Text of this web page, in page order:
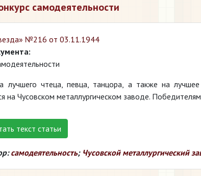
самодеятельности
№216 от 03.11.1944
лучшего чтеца, певца, танцора, а также на
на Чусовском металлургическом заводе.
текст статьи
самодеятельность; Чусовской металлургический